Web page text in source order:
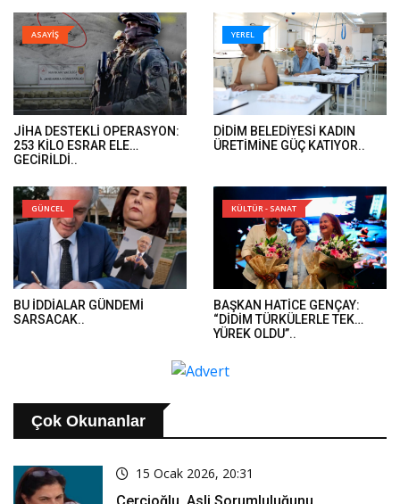
DOSYALARINA EL KONULDU’..
ASAYİŞ
JİHA DESTEKLİ OPERASYON:
253 KİLO ESRAR ELE
GEÇİRİLDİ..
YEREL
DİDİM BELEDİYESİ KADIN
ÜRETİMİNE GÜÇ KATIYOR..
GÜNCEL
BU İDDİALAR GÜNDEMİ
SARSACAK..
KÜLTÜR - SANAT
BAŞKAN HATİCE GENÇAY:
“DİDİM TÜRKÜLERLE TEK
YÜREK OLDU”..
Çok Okunanlar
15 Ocak 2026, 20:31